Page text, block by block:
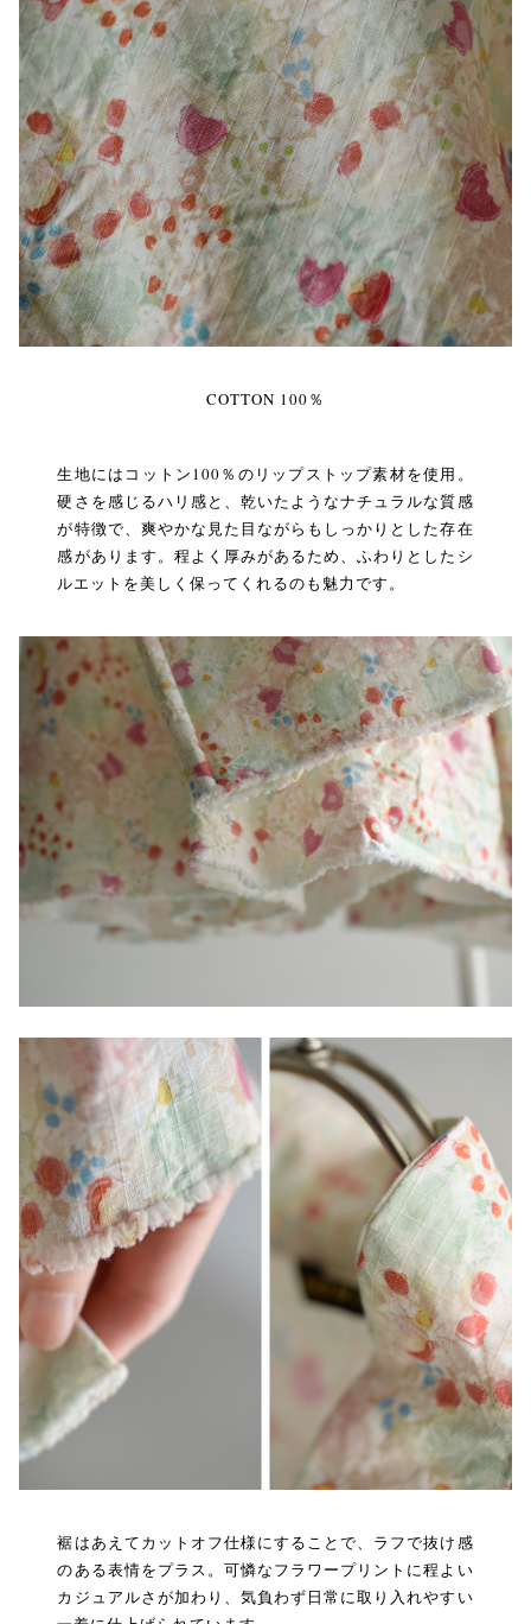
COTTON 100％
生地にはコットン100％のリップストップ素材を使用。
硬さを感じるハリ感と、乾いたようなナチュラルな質感
が特徴で、爽やかな見た目ながらもしっかりとした存在
感があります。程よく厚みがあるため、ふわりとしたシ
ルエットを美しく保ってくれるのも魅力です。
裾はあえてカットオフ仕様にすることで、ラフで抜け感
のある表情をプラス。可憐なフラワープリントに程よい
カジュアルさが加わり、気負わず日常に取り入れやすい